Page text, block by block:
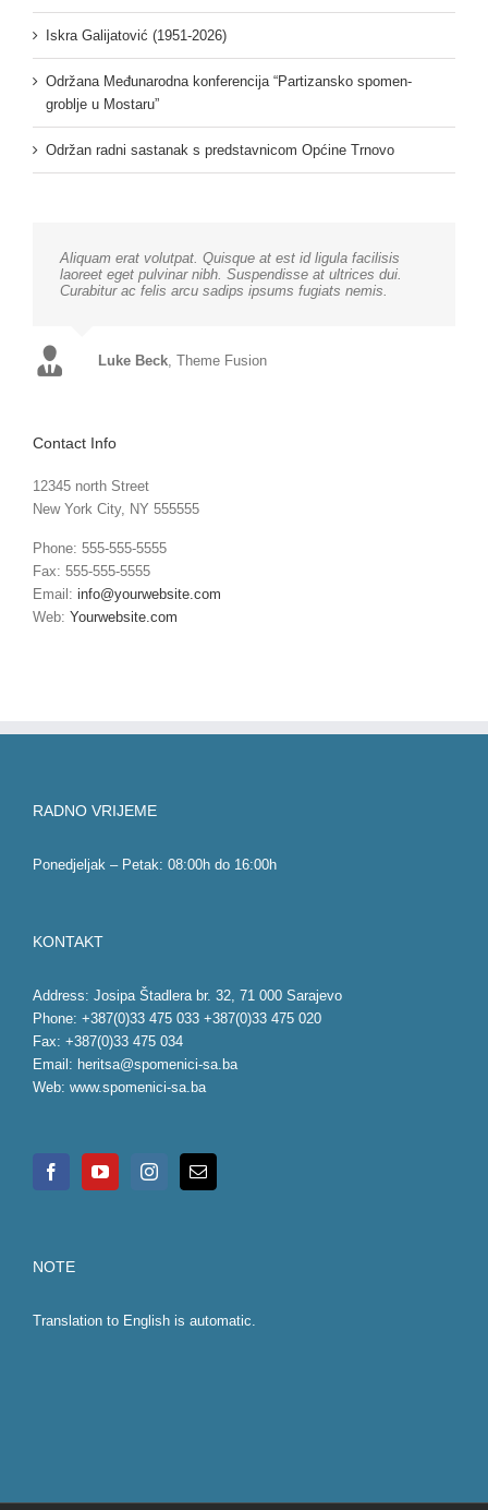
Iskra Galijatović (1951-2026)
Održana Međunarodna konferencija “Partizansko spomen-
groblje u Mostaru”
Održan radni sastanak s predstavnicom Općine Trnovo
Aliquam erat volutpat. Quisque at est id ligula facilisis
laoreet eget pulvinar nibh. Suspendisse at ultrices dui.
Curabitur ac felis arcu sadips ipsums fugiats nemis.
Luke Beck, Theme Fusion
Contact Info
12345 north Street
New York City, NY 555555
Phone: 555-555-5555
Fax: 555-555-5555
Email: info@yourwebsite.com
Web: Yourwebsite.com
RADNO VRIJEME
Ponedjeljak – Petak: 08:00h do 16:00h
KONTAKT
Address: Josipa Štadlera br. 32, 71 000 Sarajevo
Phone: +387(0)33 475 033 +387(0)33 475 020
Fax: +387(0)33 475 034
Email: heritsa@spomenici-sa.ba
Web: www.spomenici-sa.ba
NOTE
Translation to English is automatic.